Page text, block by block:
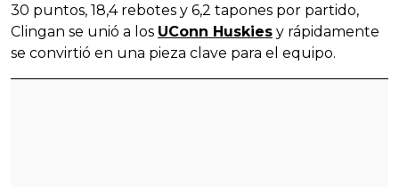
30 puntos, 18,4 rebotes y 6,2 tapones por partido,
Clingan se unió a los UConn Huskies y rápidamente
se convirtió en una pieza clave para el equipo.